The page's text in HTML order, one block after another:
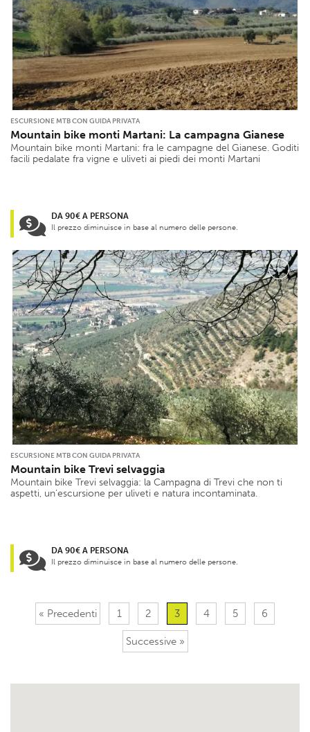
ESCURSIONE MTB CON GUIDA PRIVATA
Mountain bike monti Martani: La campagna Gianese
Mountain bike monti Martani: fra le campagne del Gianese. Goditi
facili pedalate fra vigne e uliveti ai piedi dei monti Martani
DA 90€ A PERSONA
Il prezzo diminuisce in base al numero delle persone.
ESCURSIONE MTB CON GUIDA PRIVATA
Mountain bike Trevi selvaggia
Mountain bike Trevi selvaggia: la Campagna di Trevi che non ti
aspetti, un’escursione per uliveti e natura incontaminata.
DA 90€ A PERSONA
Il prezzo diminuisce in base al numero delle persone.
« Precedenti 1 2 3 4 5 6
Successive »